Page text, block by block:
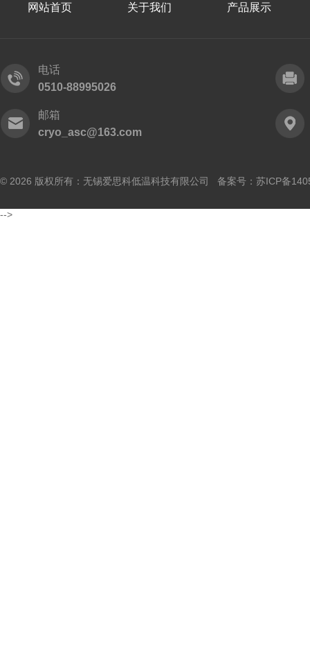
网站首页 关于我们 产品展示
电话
0510-88995026
邮箱
cryo_asc@163.com
© 2026 版权所有：无锡爱思科低温科技有限公司 备案号： 苏ICP备
-->